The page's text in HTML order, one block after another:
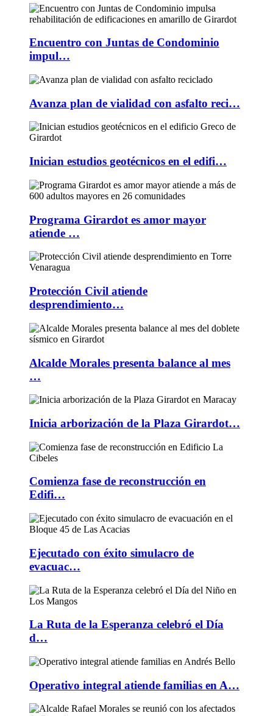
Encuentro con Juntas de Condominio
impul…
Avanza plan de vialidad con asfalto reci…
Inician estudios geotécnicos en el edifi…
Programa Girardot es amor mayor
atiende …
Protección Civil atiende
desprendimiento…
Alcalde Morales presenta balance al mes
…
Inicia arborización de la Plaza Girardot…
Comienza fase de reconstrucción en
Edifi…
Ejecutado con éxito simulacro de
evacuac…
La Ruta de la Esperanza celebró el Día
d…
Operativo integral atiende familias en A…